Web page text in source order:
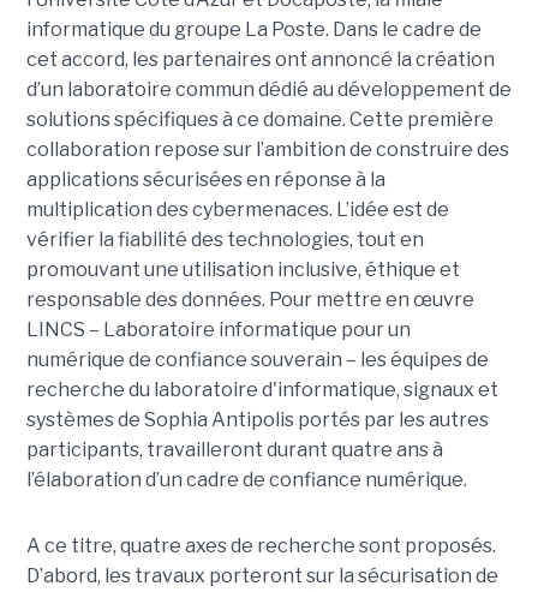
informatique du groupe La Poste. Dans le cadre de
cet accord, les partenaires ont annoncé la création
d’un laboratoire commun dédié au développement de
solutions spécifiques à ce domaine. Cette première
collaboration repose sur l’ambition de construire des
applications sécurisées en réponse à la
multiplication des cybermenaces. L’idée est de
vérifier la fiabilité des technologies, tout en
promouvant une utilisation inclusive, éthique et
responsable des données. Pour mettre en œuvre
LINCS – Laboratoire informatique pour un
numérique de confiance souverain – les équipes de
recherche du laboratoire d'informatique, signaux et
systèmes de Sophia Antipolis portés par les autres
participants, travailleront durant quatre ans à
l’élaboration d’un cadre de confiance numérique.
A ce titre, quatre axes de recherche sont proposés.
D’abord, les travaux porteront sur la sécurisation de